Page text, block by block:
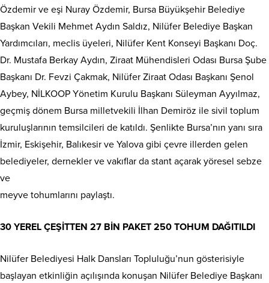
Özdemir ve eşi Nuray Özdemir, Bursa Büyükşehir Belediye
Başkan Vekili Mehmet Aydın Saldız, Nilüfer Belediye Başkan
Yardımcıları, meclis üyeleri, Nilüfer Kent Konseyi Başkanı Doç.
Dr. Mustafa Berkay Aydın, Ziraat Mühendisleri Odası Bursa Şube
Başkanı Dr. Fevzi Çakmak, Nilüfer Ziraat Odası Başkanı Şenol
Aybey, NİLKOOP Yönetim Kurulu Başkanı Süleyman Ayyılmaz,
geçmiş dönem Bursa milletvekili İlhan Demiröz ile sivil toplum
kuruluşlarının temsilcileri de katıldı. Şenlikte Bursa’nın yanı sıra
İzmir, Eskişehir, Balıkesir ve Yalova gibi çevre illerden gelen
belediyeler, dernekler ve vakıflar da stant açarak yöresel sebze
ve
meyve tohumlarını paylaştı.
30 YEREL ÇEŞİTTEN 27 BİN PAKET 250 TOHUM DAĞITILDI
Nilüfer Belediyesi Halk Dansları Topluluğu’nun gösterisiyle
başlayan etkinliğin açılışında konuşan Nilüfer Belediye Başkanı